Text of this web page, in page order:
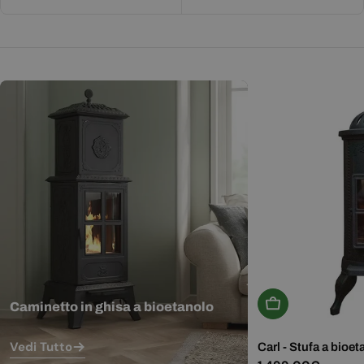
Caminetto in ghisa a bioetanolo
Vedi Tutto
Aggiungi Al
Carl - Stufa a